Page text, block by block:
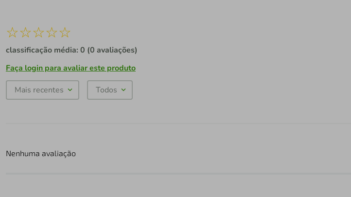
☆☆☆☆☆
classificação média: 0 (0 avaliações)
Faça login para avaliar este produto
Mais recentes Todos
Nenhuma avaliação